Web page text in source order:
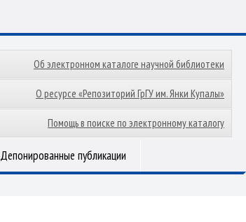
Об электронном каталоге научной библиотеки
О ресурсе «Репозиторий ГрГУ им. Янки Купалы»
Помощь в поиске по электронному каталогу
Депонированные публикации